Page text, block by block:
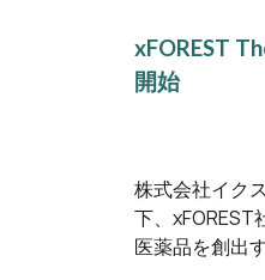
xFOREST
開始
株式会社イク
下、
医薬品を創出